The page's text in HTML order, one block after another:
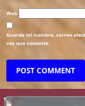
Web
Guarda mi nombre, correo
vez que comente.